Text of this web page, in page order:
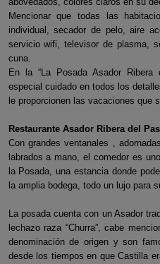
Mencionar que todas las
individual, secador de pelo, aire
servicio wifi, televisor de plasma,
cuna.
En la “La Posada Asador
especial cuidado en todos los
le proporcionen las vacaciones que
Restaurante Asador Ribera del Pas
Con grandes ventanales ,
labrados a mano, el comedor es
la Posada, una estancia donde
la amplia bodega, todo un lujo para
La posada cuenta con un Asador
lechazo raza “Churra”, cabe
denominación de origen y son
desde los tiempos en que Castilla